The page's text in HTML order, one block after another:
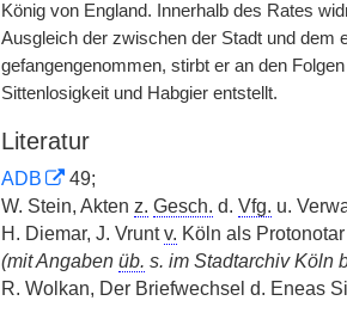
König von England. Innerhalb des Rates
Ausgleich der zwischen der Stadt und dem
gefangengenommen, stirbt er an den
Sittenlosigkeit und Habgier entstellt.
Literatur
ADB
49;
W. Stein, Akten z. Gesch. d. Vfg. u.
H. Diemar, J. Vruntv. Köln als
(mit Angaben üb. s. im Stadtarchiv Köln
R. Wolkan, Der Briefwechsel d. Eneas